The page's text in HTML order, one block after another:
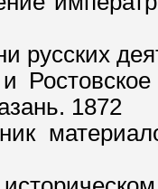
русских
1872